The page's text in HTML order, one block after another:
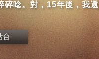
碎唸。對，15年後，我
台